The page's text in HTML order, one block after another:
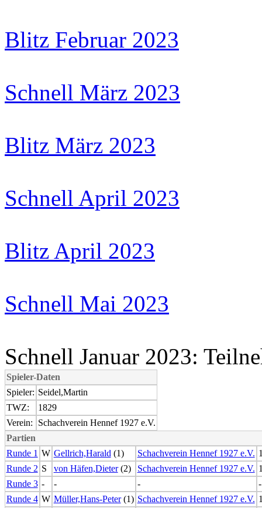
Blitz Februar 2023
Schnell März 2023
Blitz März 2023
Schnell April 2023
Blitz April 2023
Schnell Mai 2023
Schnell Januar 2023:
Spieler-Daten
Spieler: Seidel,Martin
TWZ:
1829
Verein:
Schachverein Hennef 1927 e.V.
Partien
Runde 1 W Gellrich,Harald (1) Schachverein Hennef 1927 e.V.
Runde 2 S von Häfen,Dieter(2) Schachverein Hennef 1927 e.V.
Runde 3 - - -
-
Runde 4 W Müller,Hans-Peter(1) Schachverein Hennef 1927 e.V.